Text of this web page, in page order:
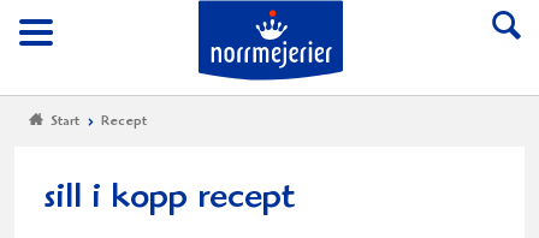
Meny
Till Norrmejerier
Start Recept
sill i kopp recept